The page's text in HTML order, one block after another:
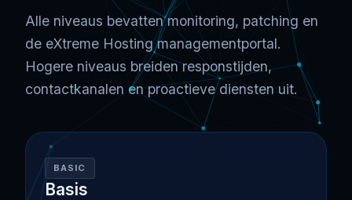
Alle niveaus bevatten monitoring, patching en
de eXtreme Hosting managementportal.
Hogere niveaus breiden responstijden,
contactkanalen en proactieve diensten uit.
BASIC
Basis